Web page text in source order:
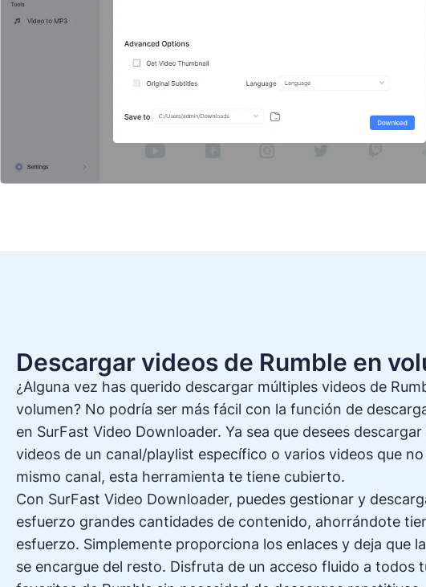
Descargar videos de Rumble en
¿Alguna vez has querido descargar múltiples videos de
volumen? No podría ser más fácil con la función de
en SurFast Video Downloader. Ya sea que desees
videos de un canal/playlist específico o varios videos que
mismo canal, esta herramienta te tiene cubierto.
Con SurFast Video Downloader, puedes gestionar y
esfuerzo grandes cantidades de contenido, ahorrándote
esfuerzo. Simplemente proporciona los enlaces y deja que
se encargue del resto. Disfruta de un acceso fluido a todos